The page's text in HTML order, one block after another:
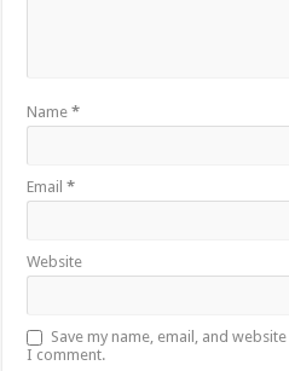
Name*
Email*
Website
Save my name, email, and
I comment.